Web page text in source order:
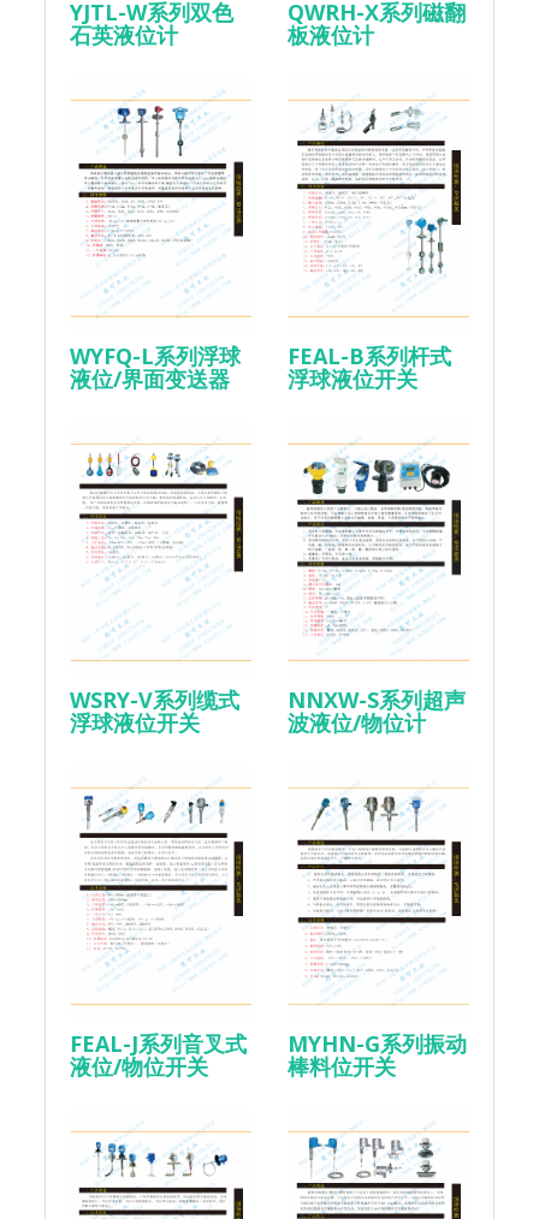
YJTL-W系列双色
石英液位计
QWRH-X系列磁翻
板液位计
WYFQ-L系列浮球
液位/界面变送器
FEAL-B系列杆式
浮球液位开关
WSRY-V系列缆式
浮球液位开关
NNXW-S系列超声
波液位/物位计
FEAL-J系列音叉式
液位/物位开关
MYHN-G系列振动
棒料位开关